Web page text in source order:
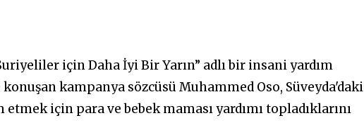
için Daha İyi Bir Yarın” adlı bir insani yardım
kampanya sözcüsü Muhammed Oso, Süveyda'daki
için para ve bebek maması yardımı topladıklarını